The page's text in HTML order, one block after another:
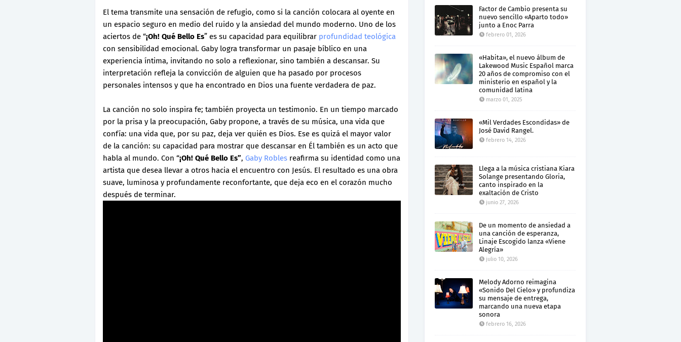
El tema transmite una sensación de refugio, como si la canción colocara al oyente en
un espacio seguro en medio del ruido y la ansiedad del mundo moderno. Uno de los
aciertos de “¡Oh! Qué Bello Es” es su capacidad para equilibrar profundidad teológica
con sensibilidad emocional. Gaby logra transformar un pasaje bíblico en una
experiencia íntima, invitando no solo a reflexionar, sino también a descansar. Su
interpretación refleja la convicción de alguien que ha pasado por procesos
personales intensos y que ha encontrado en Dios una fuente verdadera de paz.
La canción no solo inspira fe; también proyecta un testimonio. En un tiempo marcado
por la prisa y la preocupación, Gaby propone, a través de su música, una vida que
confía: una vida que, por su paz, deja ver quién es Dios. Ese es quizá el mayor valor
de la canción: su capacidad para mostrar que descansar en Él también es un acto que
habla al mundo. Con “¡Oh! Qué Bello Es”, Gaby Robles reafirma su identidad como una
artista que desea llevar a otros hacia el encuentro con Jesús. El resultado es una obra
suave, luminosa y profundamente reconfortante, que deja eco en el corazón mucho
después de terminar.
Factor de Cambio presenta su
nuevo sencillo «Aparto todo»
junto a Enoc Parra
febrero 01, 2026
«Habita», el nuevo álbum de
Lakewood Music Español marca
20 años de compromiso con el
ministerio en español y la
comunidad latina
marzo 01, 2025
«Mil Verdades Escondidas» de
José David Rangel.
febrero 14, 2026
Llega a la música cristiana Kiara
Solange presentando Gloria,
canto inspirado en la
exaltación de Cristo
junio 27, 2026
De un momento de ansiedad a
una canción de esperanza,
Linaje Escogido lanza «Viene
Alegría»
julio 10, 2026
Melody Adorno reimagina
«Sonido Del Cielo» y profundiza
su mensaje de entrega,
marcando una nueva etapa
sonora
febrero 16, 2026